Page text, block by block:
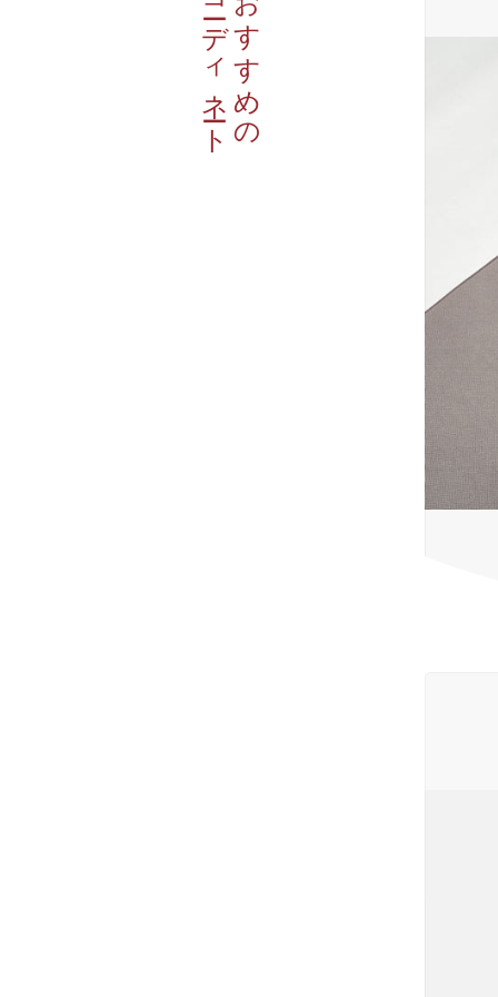
おすすめの
コーディネート